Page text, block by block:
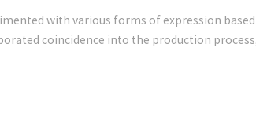
with various forms of expression
coincidence into the production